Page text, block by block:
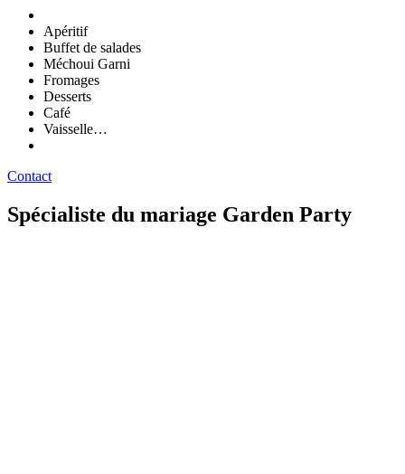
Apéritif
Buffet de salades
Méchoui Garni
Fromages
Desserts
Café
Vaisselle…
Contact
Spécialiste du mariage Garden Party